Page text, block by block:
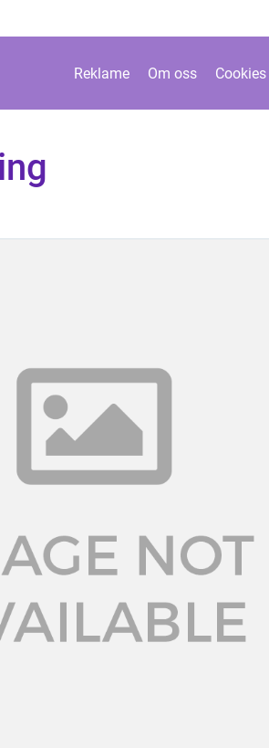
Reklame Om oss Cookies